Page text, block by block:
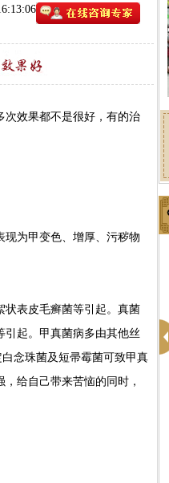
效果都不是很好，有的治
为甲变色、增厚、污秽物
表皮毛癣菌等引起。真菌
起。甲真菌病多由其他丝
念珠菌及短帚霉菌可致甲真
给自己带来苦恼的同时，